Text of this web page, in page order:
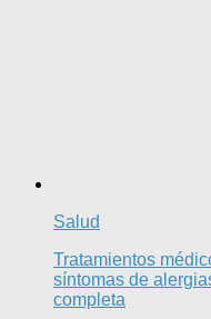
Salud
Tratamientos
síntomas de
completa